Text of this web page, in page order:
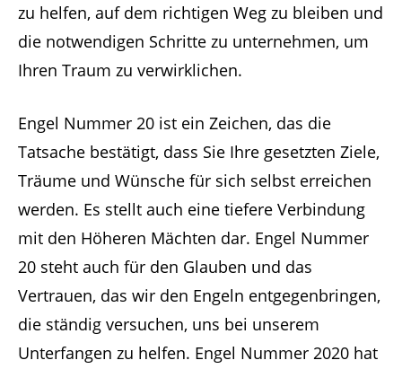
zu helfen, auf dem richtigen Weg zu bleiben und
die notwendigen Schritte zu unternehmen, um
Ihren Traum zu verwirklichen.
Engel Nummer 20 ist ein Zeichen, das die
Tatsache bestätigt, dass Sie Ihre gesetzten Ziele,
Träume und Wünsche für sich selbst erreichen
werden. Es stellt auch eine tiefere Verbindung
mit den Höheren Mächten dar. Engel Nummer
20 steht auch für den Glauben und das
Vertrauen, das wir den Engeln entgegenbringen,
die ständig versuchen, uns bei unserem
Unterfangen zu helfen. Engel Nummer 2020 hat